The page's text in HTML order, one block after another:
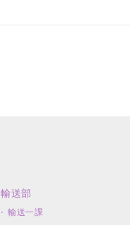
輸送部
輸送一課